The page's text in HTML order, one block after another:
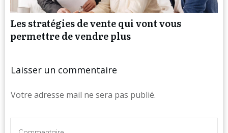
Les stratégies de vente qui vont vous
permettre de vendre plus
Laisser un commentaire
Votre adresse mail ne sera pas publié.